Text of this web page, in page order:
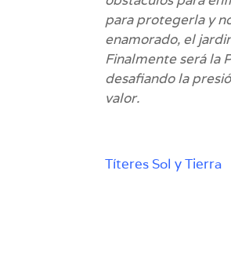
para protegerla y
enamorado, el
Finalmente será la
desafiando la
valor.
Títeres Sol y Tierra